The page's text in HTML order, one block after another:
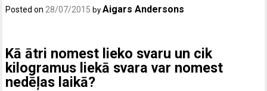
Posted on 28/07/2015 byAigars Andersons
Kā ātri nomest lieko svaru un cik
kilogramus liekā svara var nomest
nedēļas laikā?